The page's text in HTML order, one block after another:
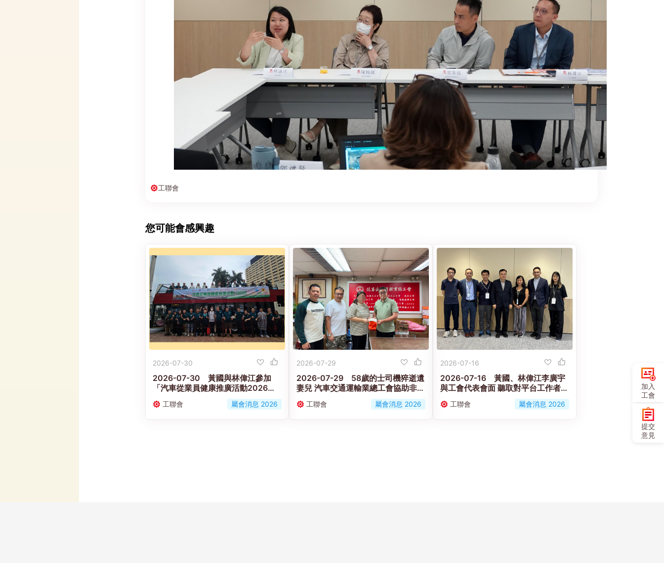
工聯會
您可能會感興趣
2026-07-30
2026-07-30 黃國與林偉江參加
「汽車從業員健康推廣活動2026」
共同推動業界「職安健」發展
工聯會 屬會消息 2026
2026-07-29
2026-07-29 58歲的士司機猝逝遺
妻兒 汽車交通運輸業總工會協助非會
員家屬申援助金度難關
工聯會 屬會消息 2026
2026-07-16
2026-07-16 黃國、林偉江李廣宇
與工會代表會面 聽取對平台工作者工
傷補償機制立法框架意見
工聯會 屬會消息 2026
加入
工會
提交
意見